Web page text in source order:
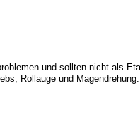
und sollten nicht als
Rollauge und Magendrehung.